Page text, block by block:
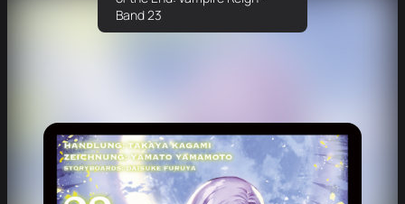
Band 23